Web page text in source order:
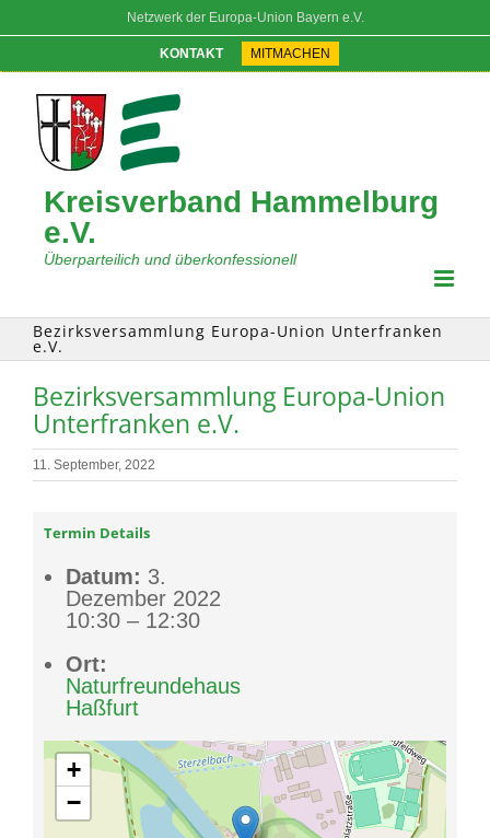
Netzwerk der Europa-Union Bayern e.V.
KONTAKT MITMACHEN
Kreisverband Hammelburg
e.V.
Überparteilich und überkonfessionell
Bezirksversammlung Europa-Union Unterfranken
e.V.
Bezirksversammlung Europa-Union
Unterfranken e.V.
11. September, 2022
Termin Details
Datum: 3.
Dezember 2022
10:30 – 12:30
Ort:
Naturfreundehaus
Haßfurt
+
−